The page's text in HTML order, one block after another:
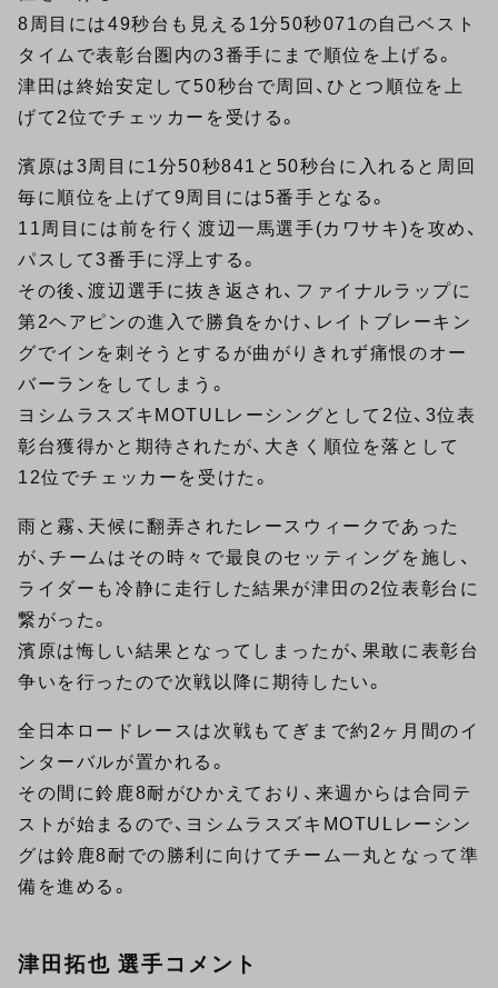
8周目には49秒台も見える1分50秒071の自己ベスト
タイムで表彰台圏内の3番手にまで順位を上げる。
津田は終始安定して50秒台で周回、ひとつ順位を上
げて2位でチェッカーを受ける。
濱原は3周目に1分50秒841と50秒台に入れると周回
毎に順位を上げて9周目には5番手となる。
11周目には前を行く渡辺一馬選手(カワサキ)を攻め、
パスして3番手に浮上する。
その後、渡辺選手に抜き返され、ファイナルラップに
第2ヘアピンの進入で勝負をかけ、レイトブレーキン
グでインを刺そうとするが曲がりきれず痛恨のオー
バーランをしてしまう。
ヨシムラスズキMOTULレーシングとして2位、3位表
彰台獲得かと期待されたが、大きく順位を落として
12位でチェッカーを受けた。
雨と霧、天候に翻弄されたレースウィークであった
が、チームはその時々で最良のセッティングを施し、
ライダーも冷静に走行した結果が津田の2位表彰台に
繋がった。
濱原は悔しい結果となってしまったが、果敢に表彰台
争いを行ったので次戦以降に期待したい。
全日本ロードレースは次戦もてぎまで約2ヶ月間のイ
ンターバルが置かれる。
その間に鈴鹿8耐がひかえており、来週からは合同テ
ストが始まるので、ヨシムラスズキMOTULレーシン
グは鈴鹿8耐での勝利に向けてチーム一丸となって準
備を進める。
津田拓也 選手コメント